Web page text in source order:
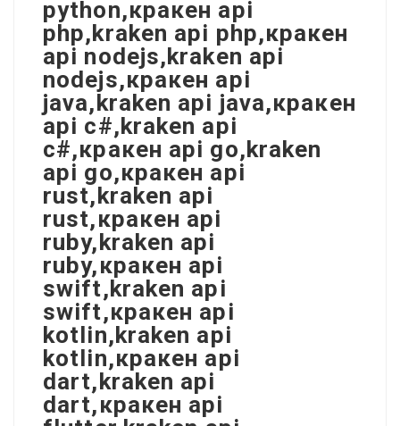
python,кракен api
php,kraken api php,кракен
api nodejs,kraken api
nodejs,кракен api
java,kraken api java,кракен
api c#,kraken api
c#,кракен api go,kraken
api go,кракен api
rust,kraken api
rust,кракен api
ruby,kraken api
ruby,кракен api
swift,kraken api
swift,кракен api
kotlin,kraken api
kotlin,кракен api
dart,kraken api
dart,кракен api